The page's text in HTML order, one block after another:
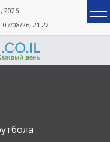
2026
08/26, 21:22